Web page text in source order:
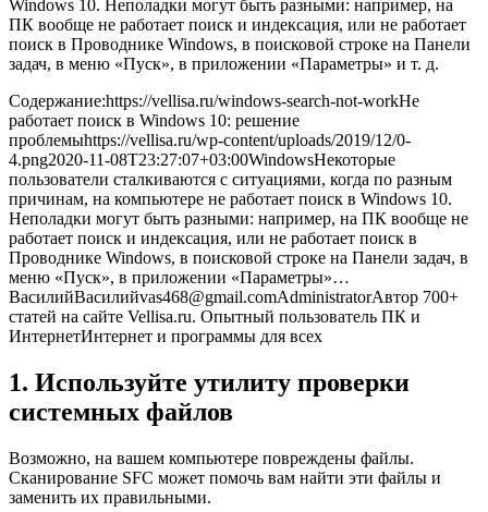
Windows 10. Неполадки могут быть разными: например, на
ПК вообще не работает поиск и индексация, или не работает
поиск в Проводнике Windows, в поисковой строке на Панели
задач, в меню «Пуск», в приложении «Параметры» и т. д.
Содержание:https://vellisa.ru/windows-search-not-workНе
работает поиск в Windows 10: решение
проблемыhttps://vellisa.ru/wp-content/uploads/2019/12/0-
4.png2020-11-08T23:27:07+03:00WindowsНекоторые
пользователи сталкиваются с ситуациями, когда по разным
причинам, на компьютере не работает поиск в Windows 10.
Неполадки могут быть разными: например, на ПК вообще не
работает поиск и индексация, или не работает поиск в
Проводнике Windows, в поисковой строке на Панели задач, в
меню «Пуск», в приложении «Параметры»…
ВасилийВасилийvas468@gmail.comAdministratorАвтор 700+
статей на сайте Vellisa.ru. Опытный пользователь ПК и
ИнтернетИнтернет и программы для всех
1. Используйте утилиту проверки
системных файлов
Возможно, на вашем компьютере повреждены файлы.
Сканирование SFC может помочь вам найти эти файлы и
заменить их правильными.